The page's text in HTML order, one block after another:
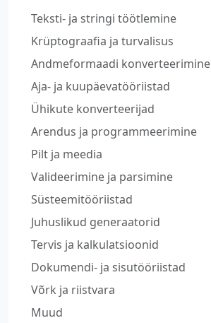
Teksti- ja stringi töötlemine
Krüptograafia ja turvalisus
Andmeformaadi konverteerimine
Aja- ja kuupäevatööriistad
Ühikute konverteerijad
Arendus ja programmeerimine
Pilt ja meedia
Valideerimine ja parsimine
Süsteemitööriistad
Juhuslikud generaatorid
Tervis ja kalkulatsioonid
Dokumendi- ja sisutööriistad
Võrk ja riistvara
Muud